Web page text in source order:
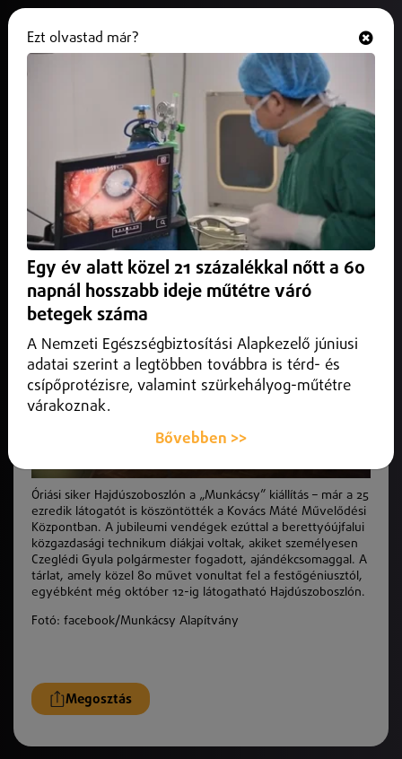
25 ezernél jár a „Munkácsy
Hajdúszoboszlón” kiállítás
2025. október 01.Hajdú-Bihar vármegye
A nagy érdeklődésre tekintettel meghosszabbították a
Óriási siker Hajdúszoboszlón a „Munkácsy” kiállítás – már a 25
ezredik látogatót is köszöntötték a Kovács Máté Művelődési
Központban. A jubileumi vendégek ezúttal a berettyóújfalui
közgazdasági technikum diákjai voltak, akiket személyesen
Czeglédi Gyula polgármester fogadott, ajándékcsomaggal. A
tárlat, amely közel 80 művet vonultat fel a festőgéniusztól,
egyébként még október 12-ig látogatható Hajdúszoboszlón.
Fotó: facebook/Munkácsy Alapítvány
Megosztás
Ezt olvastad már?
Egy év alatt közel 21 százalékkal nőtt a 60
napnál hosszabb ideje műtétre váró
betegek száma
A Nemzeti Egészségbiztosítási Alapkezelő júniusi
adatai szerint a legtöbben továbbra is térd- és
csípőprotézisre, valamint szürkehályog-műtétre
várakoznak.
Bővebben >>